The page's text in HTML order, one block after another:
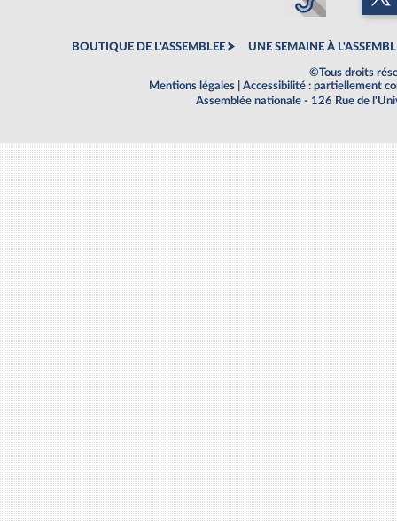
BOUTIQUE DE L'ASSEMBLEE UNE SEMAINE À
©Tous droits
Mentions légales
Accessibilité : partiellement
Assemblée nationale - 126 Rue de